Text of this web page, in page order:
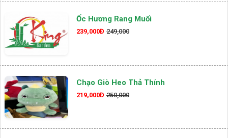
Ốc Hương Rang Muối
239,000Đ 249,000
Chạo Giò Heo Thả Thính
219,000Đ 250,000